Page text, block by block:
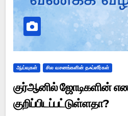
ஆய்வுகள் சில வசனங்களின் தஃப்ஸீர்கள்
குர்ஆனில் ஜோடிகளின்
குறிப்பிடப்பட்டுள்ளதா?